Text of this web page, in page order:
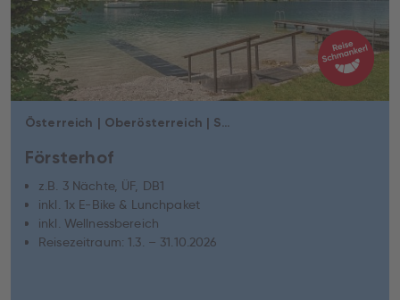
Österreich | Oberösterreich | St. Wolfgang im Salzkammergut
Försterhof
z.B. 3 Nächte, ÜF, DB1
inkl. 1x E-Bike & Lunchpaket
inkl. Wellnessbereich
Reisezeitraum: 1.3. – 31.10.2026